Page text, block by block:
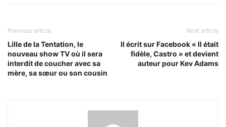
Previous article
Lille de la Tentation, le
nouveau show TV où il sera
interdit de coucher avec sa
mère, sa sœur ou son cousin
Next article
Il écrit sur Facebook « Il était
fidèle, Castro » et devient
auteur pour Kev Adams